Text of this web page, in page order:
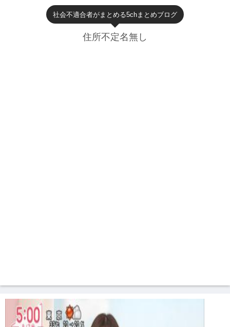
社会不適合者がまとめる5chまとめブログ
住所不定名無し